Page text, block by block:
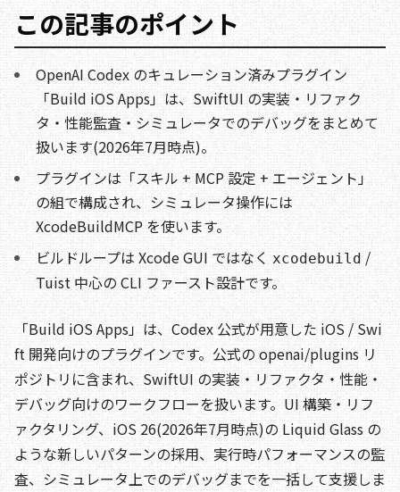
この記事のポイント
OpenAI Codex のキュレーション済みプラグイン
「Build iOS Apps」は、SwiftUI の実装・リファク
タ・性能監査・シミュレータでのデバッグをまとめて
扱います(2026年7月時点)。
プラグインは「スキル + MCP 設定 + エージェント」
の組で構成され、シミュレータ操作には
XcodeBuildMCP を使います。
ビルドループは Xcode GUI ではなく xcodebuild /
Tuist 中心の CLI ファースト設計です。
「Build iOS Apps」は、Codex 公式が用意した iOS / Swi
ft 開発向けのプラグインです。公式の openai/plugins リ
ポジトリに含まれ、SwiftUI の実装・リファクタ・性能・
デバッグ向けのワークフローを扱います。UI 構築・リフ
ァクタリング、iOS 26(2026年7月時点)の Liquid Glass の
ような新しいパターンの採用、実行時パフォーマンスの監
査、シミュレータ上でのデバッグまでを一括して支援しま